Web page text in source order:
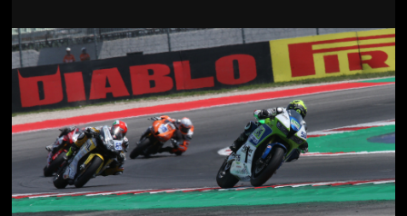
Jön még kép!